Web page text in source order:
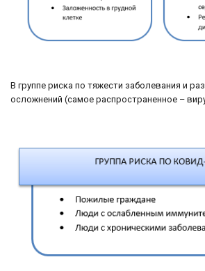
В группе риска по тяжести заболевания и
осложнений (самое распространенное –